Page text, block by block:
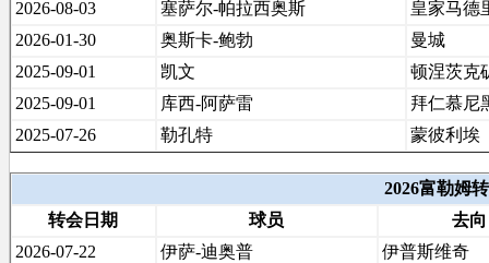
2026-08-03
塞萨尔-帕拉西奥斯
皇家马德
2026-01-30
奥斯卡-鲍勃
曼城
2025-09-01
凯文
顿涅茨克
2025-09-01
库西-阿萨雷
拜仁慕尼
2025-07-26
勒孔特 蒙彼利埃
2026富勒姆
转会日期
球员
去向
2026-07-22
伊萨-迪奥普
伊普斯维奇